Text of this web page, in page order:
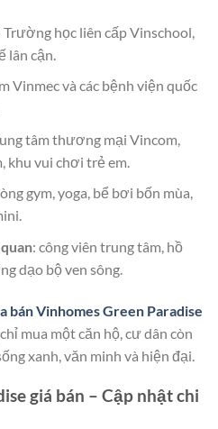
Trường học liên cấp Vinschool,
lân cận.
Vinmec và các bệnh viện quốc
tâm thương mại Vincom,
khu vui chơi trẻ em.
gym, yoga, bể bơi bốn mùa,
: công viên trung tâm, hồ
dạo bộ ven sông.
bán Vinhomes Green Paradise
mua một căn hộ, cư dân còn
xanh, văn minh và hiện đại.
giá bán – Cập nhật chi